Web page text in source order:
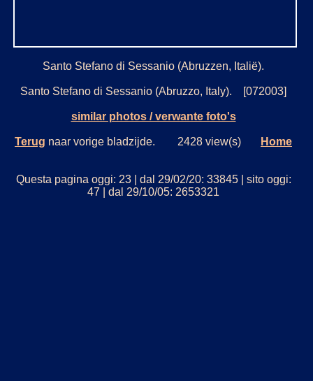
Santo Stefano di Sessanio (Abruzzen, Italië).
Santo Stefano di Sessanio (Abruzzo, Italy). [072003]
similar photos / verwante foto's
Terug naar vorige bladzijde. 2428 view(s) Home
Questa pagina oggi: 23 | dal 29/02/20: 33845 | sito oggi:
47 | dal 29/10/05: 2653321